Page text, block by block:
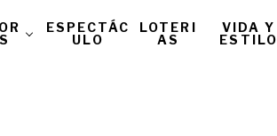
ESPECTÁC
ULO
LOTERI
AS
VIDA Y
ESTILO